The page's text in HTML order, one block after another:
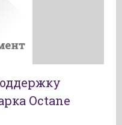
Octane